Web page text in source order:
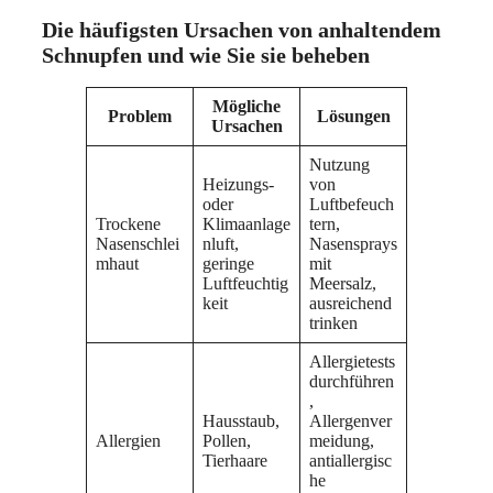
Die häufigsten Ursachen von anhaltendem
Schnupfen und wie Sie sie beheben
Problem
Mögliche
Ursachen
Lösungen
Trockene
Nasenschlei
mhaut
Heizungs-
oder
Klimaanlage
nluft,
geringe
Luftfeuchtig
keit
Nutzung
von
Luftbefeuch
tern,
Nasensprays
mit
Meersalz,
ausreichend
trinken
Allergien
Hausstaub,
Pollen,
Tierhaare
Allergietests
durchführen
,
Allergenver
meidung,
antiallergisc
he